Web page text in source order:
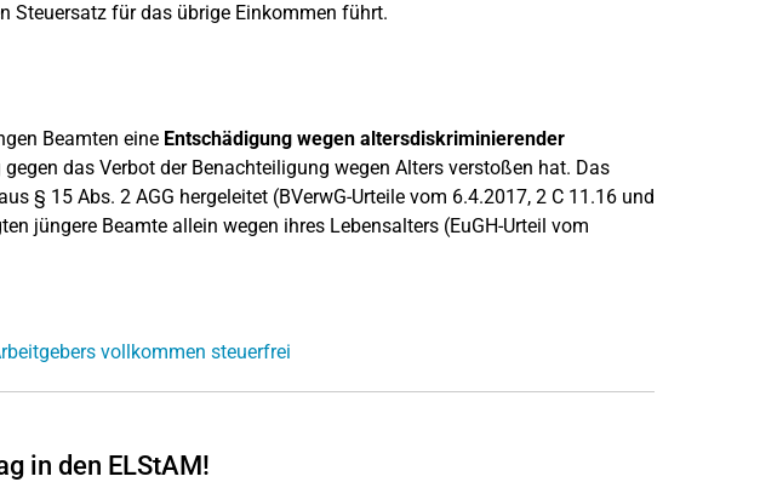
Steuersatz für das übrige Einkommen führt.
Beamten eine Entschädigung wegen altersdiskriminierender
das Verbot der Benachteiligung wegen Alters verstoßen hat. Das
§ 15 Abs. 2 AGG hergeleitet (BVerwG-Urteile vom 6.4.2017, 2 C 11.16 und
jüngere Beamte allein wegen ihres Lebensalters (EuGH-Urteil vom
vollkommen steuerfrei
in den ELStAM!